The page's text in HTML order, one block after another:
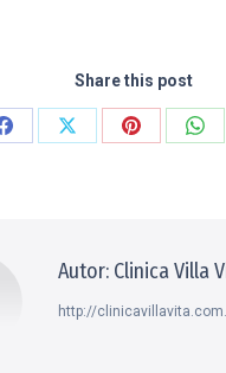
Share this post
CompartilharCompartilhar
Autor: Clinica Villa
http://